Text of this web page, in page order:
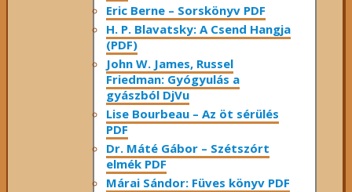
Eric Berne – Sorskönyv PDF
H. P. Blavatsky: A Csend Hangja
(PDF)
John W. James, Russel
Friedman: Gyógyulás a
gyászból DjVu
Lise Bourbeau – Az öt sérülés
PDF
Dr. Máté Gábor – Szétszórt
elmék PDF
Márai Sándor: Füves könyv PDF